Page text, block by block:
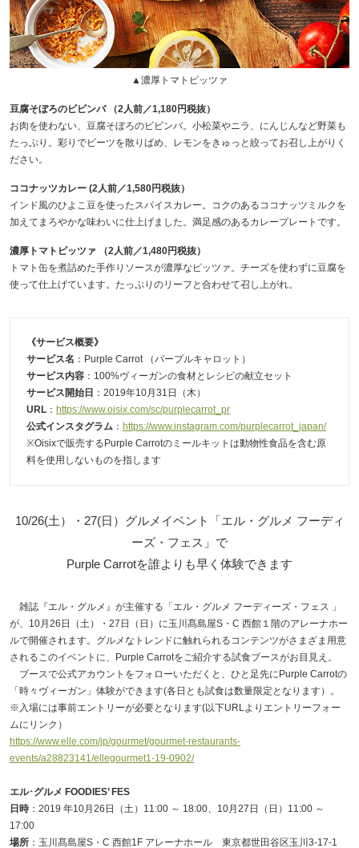
▲濃厚トマトピッツァ
豆腐そぼろのビビンバ （2人前／1,180円税抜）
お肉を使わない、豆腐そぼろのビビンバ。小松菜やニラ、にんじんなど野菜も
たっぷり。彩りでビーツを散りばめ、レモンをきゅっと絞ってお召し上がりく
ださい。
ココナッツカレー (2人前／1,580円税抜）
インド風のひよこ豆を使ったスパイスカレー。コクのあるココナッツミルクを
加えてまろやかな味わいに仕上げました。満足感のあるカレープレートです。
濃厚トマトピッツァ （2人前／1,480円税抜）
トマト缶を煮詰めた手作りソースが濃厚なピッツァ。チーズを使わずに豆腐を
使って仕上げています。たっぷりのリーフと合わせて召し上がれ。
《サービス概要》
サービス名 ：Purple Carrot （パープルキャロット）
サービス内容 ：100%ヴィーガンの食材とレシピの献立セット
サービス開始日 ：2019年10月31日（木）
URL ： https://www.oisix.com/sc/purplecarrot_pr
公式インスタグラム ： https://www.instagram.com/purplecarrot_japan/
※Oisixで販売するPurple Carrotのミールキットは動物性食品を含む原
料を使用しないものを指します
10/26(土）・27(日）グルメイベント「エル・グルメ フーディ
ーズ・フェス」で
Purple Carrotを誰よりも早く体験できます
雑誌『エル・グルメ』が主催する「エル・グルメ フーディーズ・フェス 」
が、10月26日（土）・27日（日）に玉川髙島屋S・C 西館１階のアレーナホー
ルで開催されます。グルメなトレンドに触れられるコンテンツがさまざま用意
されるこのイベントに、Purple Carrotをご紹介する試食ブースがお目見え。
ブースで公式アカウントをフォローいただくと、ひと足先にPurple Carrotの
「時々ヴィーガン」体験ができます(各日とも試食は数量限定となります）。
※入場には事前エントリーが必要となります(以下URLよりエントリーフォー
ムにリンク）
https://www.elle.com/jp/gourmet/gourmet-restaurants-
events/a28823141/ellegourmet1-19-0902/
エル･グルメ FOODIES’ FES
日時：2019 年10月26日（土）11:00 ～ 18:00、10月27日（日）11:00 ～
17:00
場所 ：玉川髙島屋S・C 西館1F アレーナホール 東京都世田谷区玉川3-17-1